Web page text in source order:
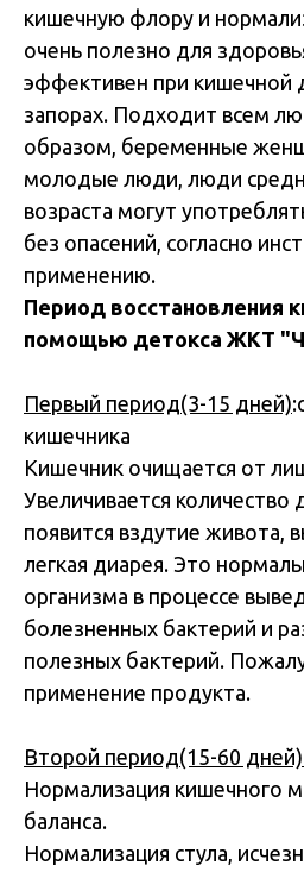
кишечную флору и
очень полезно для
эффективен при кишечной
запорах. Подходит всем
образом, беременные
молодые люди, люди
возраста могут
без опасений, согласно
применению.
Период восстановления
помощью детокса ЖКТ
Первый период(3-15 дней)
кишечника
Кишечник очищается от
Увеличивается
появится вздутие живота,
легкая диарея. Это
организма в процессе
болезненных бактерий и
полезных бактерий.
применение продукта.
Второй период(15-60
Нормализация кишечного
баланса.
Нормализация стула,